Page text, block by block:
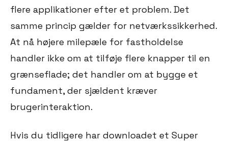
flere applikationer efter et problem. Det
samme princip gælder for netværkssikkerhed.
At nå højere milepæle for fastholdelse
handler ikke om at tilføje flere knapper til en
grænseflade; det handler om at bygge et
fundament, der sjældent kræver
brugerinteraktion.
Hvis du tidligere har downloadet et Super